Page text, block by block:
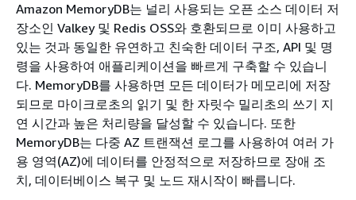
Amazon MemoryDB는 널리 사용되는 오픈 소스 데이터 저
장소인 Valkey 및 Redis OSS와 호환되므로 이미 사용하고
있는 것과 동일한 유연하고 친숙한 데이터 구조, API 및 명
령을 사용하여 애플리케이션을 빠르게 구축할 수 있습니
다. MemoryDB를 사용하면 모든 데이터가 메모리에 저장
되므로 마이크로초의 읽기 및 한 자릿수 밀리초의 쓰기 지
연 시간과 높은 처리량을 달성할 수 있습니다. 또한
MemoryDB는 다중 AZ 트랜잭션 로그를 사용하여 여러 가
용 영역(AZ)에 데이터를 안정적으로 저장하므로 장애 조
치, 데이터베이스 복구 및 노드 재시작이 빠릅니다.